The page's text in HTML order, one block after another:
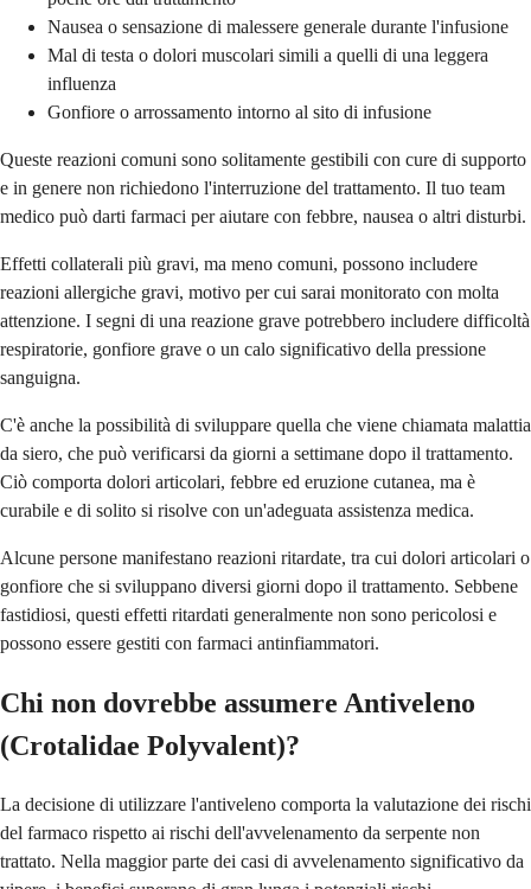
Nausea o sensazione di malessere generale durante l'infusione
Mal di testa o dolori muscolari simili a quelli di una leggera
influenza
Gonfiore o arrossamento intorno al sito di infusione
Queste reazioni comuni sono solitamente gestibili con cure di supporto
e in genere non richiedono l'interruzione del trattamento. Il tuo team
medico può darti farmaci per aiutare con febbre, nausea o altri disturbi.
Effetti collaterali più gravi, ma meno comuni, possono includere
reazioni allergiche gravi, motivo per cui sarai monitorato con molta
attenzione. I segni di una reazione grave potrebbero includere difficoltà
respiratorie, gonfiore grave o un calo significativo della pressione
sanguigna.
C'è anche la possibilità di sviluppare quella che viene chiamata malattia
da siero, che può verificarsi da giorni a settimane dopo il trattamento.
Ciò comporta dolori articolari, febbre ed eruzione cutanea, ma è
curabile e di solito si risolve con un'adeguata assistenza medica.
Alcune persone manifestano reazioni ritardate, tra cui dolori articolari o
gonfiore che si sviluppano diversi giorni dopo il trattamento. Sebbene
fastidiosi, questi effetti ritardati generalmente non sono pericolosi e
possono essere gestiti con farmaci antinfiammatori.
Chi non dovrebbe assumere Antiveleno
(Crotalidae Polyvalent)?
La decisione di utilizzare l'antiveleno comporta la valutazione dei rischi
del farmaco rispetto ai rischi dell'avvelenamento da serpente non
trattato. Nella maggior parte dei casi di avvelenamento significativo da